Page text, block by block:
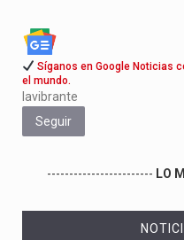
Síganos en Google Noticias
el mundo.
lavibrante
Seguir
------------------------ LO